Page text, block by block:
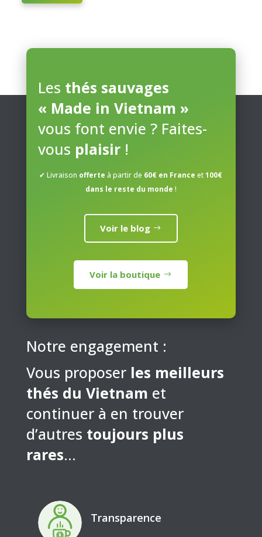
Les
être
choisies
sur
la
page
du
produit
Les thés sauvages
« Made in Vietnam »
vous font envie ? Faites-
vous plaisir!
✔ Livraison offerte à partir de 60€ en France et100€
dans le reste du monde !
Voir le blog
Voir la boutique
Notre engagement :
Vous proposer les meilleurs
thés du Vietnam et
continuer à en trouver
d’autres toujours plus
rares…
Transparence